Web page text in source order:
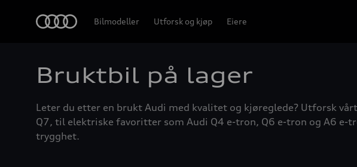
Bilmodeller Utforsk og kjøp Eiere
Bruktbil på lager
Leter du etter en brukt Audi med kvalitet og kjøreglede? Utforsk
Q7, til elektriske favoritter som Audi Q4 e-tron, Q6 e-tron og A6
trygghet.